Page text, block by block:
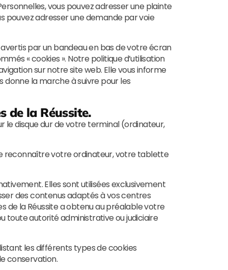
vous pouvez adresser une plainte
pouvez adresser une demande par voie
par un bandeau en bas de votre écran
« cookies ». Notre politique d’utilisation
sur notre site web. Elle vous informe
donne la marche à suivre pour les
de la Réussite.
le disque dur de votre terminal (ordinateur,
reconnaître votre ordinateur, votre tablette
Elles sont utilisées exclusivement
des contenus adaptés à vos centres
de la Réussite a obtenu au préalable votre
toute autorité administrative ou judiciaire
les différents types de cookies
conservation.